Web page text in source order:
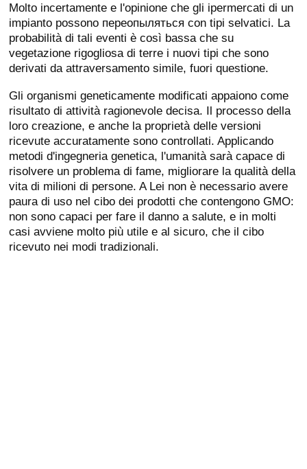
Molto incertamente e l'opinione che gli ipermercati di un
impianto possono переопыляться con tipi selvatici. La
probabilità di tali eventi è così bassa che su
vegetazione rigogliosa di terre i nuovi tipi che sono
derivati da attraversamento simile, fuori questione.
Gli organismi geneticamente modificati appaiono come
risultato di attività ragionevole decisa. Il processo della
loro creazione, e anche la proprietà delle versioni
ricevute accuratamente sono controllati. Applicando
metodi d'ingegneria genetica, l'umanità sarà capace di
risolvere un problema di fame, migliorare la qualità della
vita di milioni di persone. A Lei non è necessario avere
paura di uso nel cibo dei prodotti che contengono GMO:
non sono capaci per fare il danno a salute, e in molti
casi avviene molto più utile e al sicuro, che il cibo
ricevuto nei modi tradizionali.